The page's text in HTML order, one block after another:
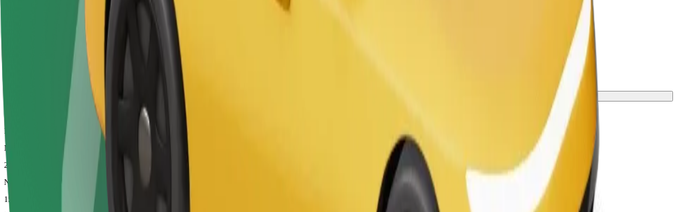
Patikimos kelionės įprastais vidutinio dydžio automobiliais
Numatoma kelionės trukmė
20 min.
Numatomas atstumas
15,6 km